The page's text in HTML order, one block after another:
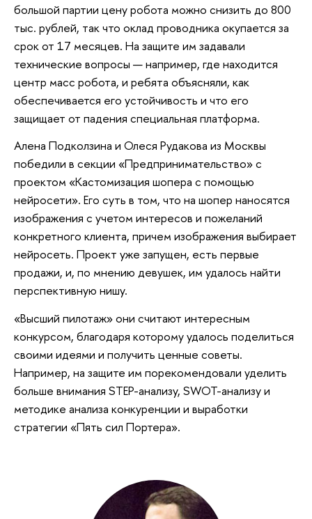
большой партии цену робота можно снизить до 800
тыс. рублей, так что оклад проводника окупается за
срок от 17 месяцев. На защите им задавали
технические вопросы — например, где находится
центр масс робота, и ребята объясняли, как
обеспечивается его устойчивость и что его
защищает от падения специальная платформа.
Алена Подколзина и Олеся Рудакова из Москвы
победили в секции «Предпринимательство» с
проектом «Кастомизация шопера с помощью
нейросети». Его суть в том, что на шопер наносятся
изображения с учетом интересов и пожеланий
конкретного клиента, причем изображения выбирает
нейросеть. Проект уже запущен, есть первые
продажи, и, по мнению девушек, им удалось найти
перспективную нишу.
«Высший пилотаж» они считают интересным
конкурсом, благодаря которому удалось поделиться
своими идеями и получить ценные советы.
Например, на защите им порекомендовали уделить
больше внимания STEP-анализу, SWOT-анализу и
методике анализа конкуренции и выработки
стратегии «Пять сил Портера».